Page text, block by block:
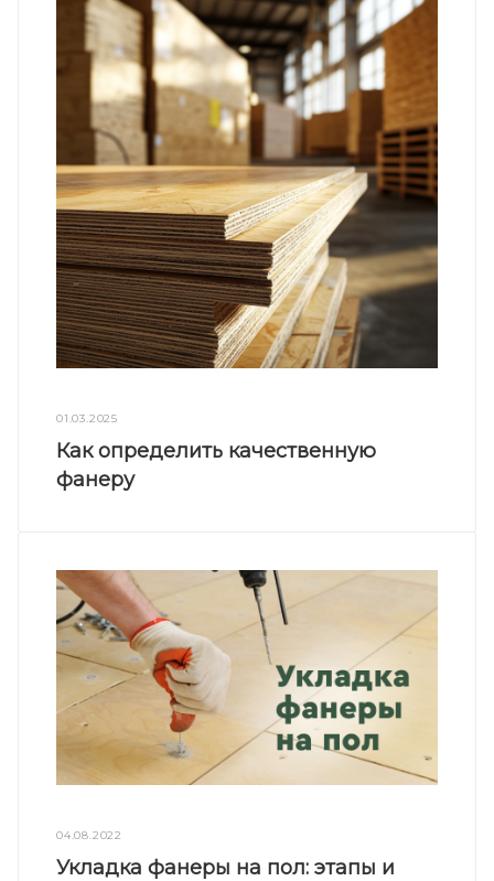
01.03.2025
Как определить качественную
фанеру
04.08.2022
Укладка фанеры на пол: этапы и